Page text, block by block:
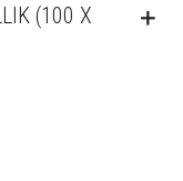
(100 X